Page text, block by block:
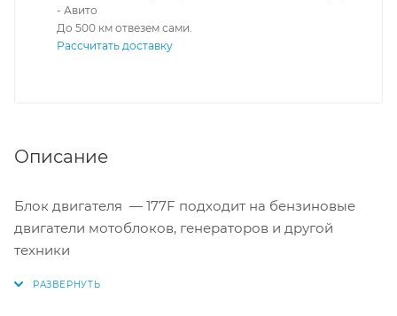
- Авито
До 500 км отвезем сами.
Рассчитать доставку
Описание
Блок двигателя — 177F подходит на бензиновые
двигатели мотоблоков, генераторов и другой
техники